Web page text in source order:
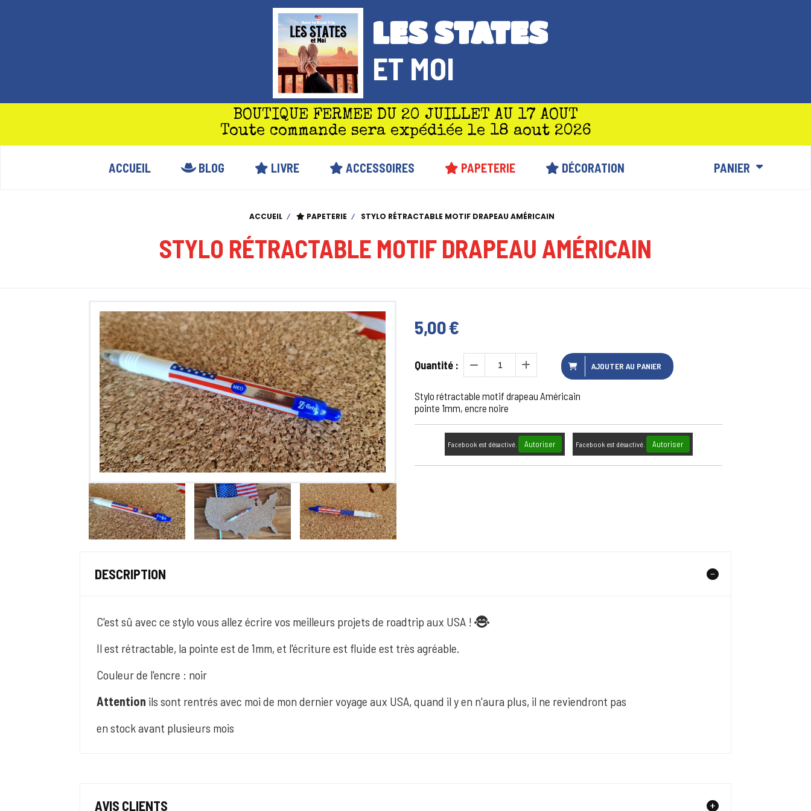
LES STATES
ET MOI
BOUTIQUE FERMEE DU 20 JUILLET AU 17 AOUT
Toute commande sera expédiée le 18 aout 2026
ACCUEIL BLOG LIVRE ACCESSOIRES PAPETERIE DÉCORATION PANIER
ACCUEIL PAPETERIE STYLO RÉTRACTABLE MOTIF DRAPEAU AMÉRICAIN
STYLO RÉTRACTABLE MOTIF DRAPEAU AMÉRICAIN
5,00€
Quantité : AJOUTER AU PANIER
Stylo rétractable motif drapeau Américain
pointe 1mm, encre noire
Facebook est désactivé. Autoriser Facebook est désactivé. Autoriser
DESCRIPTION
C'est sû avec ce stylo vous allez écrire vos meilleurs projets de roadtrip aux USA ! 
Il est rétractable, la pointe est de 1mm, et l'écriture est fluide est très agréable.
Couleur de l'encre : noir
Attention ils sont rentrés avec moi de mon dernier voyage aux USA, quand il y en n'aura plus, il ne reviendront pas
en stock avant plusieurs mois
AVIS CLIENTS